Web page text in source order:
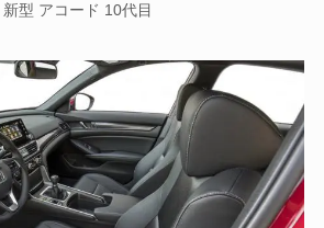
新型 アコード 10代目